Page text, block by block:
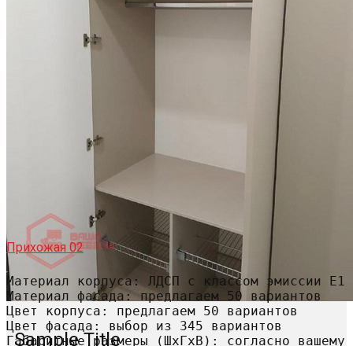
Sample Title
Прихожая 02
Материал корпуса: ЛДСП с классом эмиссии Е1
Материал фасада: предлагаем 50 вариантов
Цвет корпуса: предлагаем 50 вариантов
Цвет фасада: выбор из 345 вариантов
Габаритные размеры (ШхГхВ): согласно вашему